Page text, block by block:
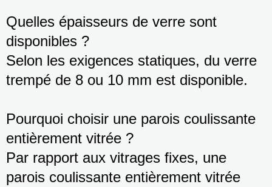
Quelles épaisseurs de verre sont
disponibles ?
Selon les exigences statiques, du verre
trempé de 8 ou 10 mm est disponible.
Pourquoi choisir une parois coulissante
entièrement vitrée ?
Par rapport aux vitrages fixes, une
parois coulissante entièrement vitrée